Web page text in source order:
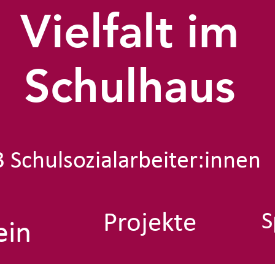
Vielfalt im
Schulhaus
Schulsozialarbeiter:innen
Projekte